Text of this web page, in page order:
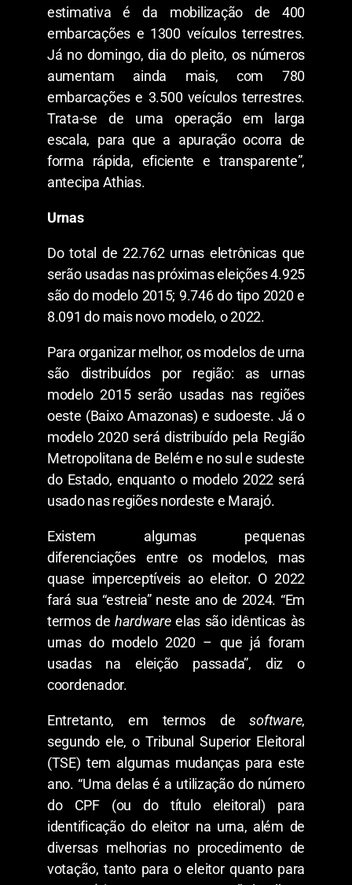
estimativa é da mobilização de 400
embarcações e 1300 veículos terrestres.
Já no domingo, dia do pleito, os números
aumentam ainda mais, com 780
embarcações e 3.500 veículos terrestres.
Trata-se de uma operação em larga
escala, para que a apuração ocorra de
forma rápida, eficiente e transparente”,
antecipa Athias.
Urnas
Do total de 22.762 urnas eletrônicas que
serão usadas nas próximas eleições 4.925
são do modelo 2015; 9.746 do tipo 2020 e
8.091 do mais novo modelo, o 2022.
Para organizar melhor, os modelos de urna
são distribuídos por região: as urnas
modelo 2015 serão usadas nas regiões
oeste (Baixo Amazonas) e sudoeste. Já o
modelo 2020 será distribuído pela Região
Metropolitana de Belém e no sul e sudeste
do Estado, enquanto o modelo 2022 será
usado nas regiões nordeste e Marajó.
Existem algumas pequenas
diferenciações entre os modelos, mas
quase imperceptíveis ao eleitor. O 2022
fará sua “estreia” neste ano de 2024. “Em
termos de hardwareelas são idênticas às
urnas do modelo 2020 – que já foram
usadas na eleição passada”, diz o
coordenador.
Entretanto, em termos desoftware,
segundo ele, o Tribunal Superior Eleitoral
(TSE) tem algumas mudanças para este
ano. “Uma delas é a utilização do número
do CPF (ou do título eleitoral) para
identificação do eleitor na urna, além de
diversas melhorias no procedimento de
votação, tanto para o eleitor quanto para